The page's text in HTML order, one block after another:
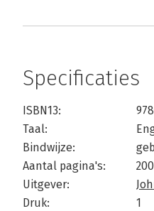
Specificaties
ISBN13:
Taal:
Bindwijze:
Aantal pagina's:
200
Uitgever:
Druk:
1